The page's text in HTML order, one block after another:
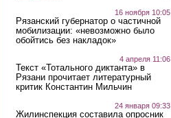
16 ноября 10:05
Рязанский губернатор о частичной
мобилизации: «невозможно было
обойтись без накладок»
4 апреля 11:06
Текст «Тотального диктанта» в
Рязани прочитает литературный
критик Константин Мильчин
24 января 09:33
Жилинспекция составила опросник